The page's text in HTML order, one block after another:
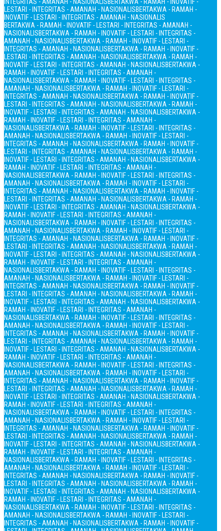
LESTARI - INTEGRITAS - AMANAH - NASIONALISBERTAKWA - RAMAH -
INOVATIF - LESTARI - INTEGRITAS - AMANAH - NASIONALIS
BERTAKWA - RAMAH - INOVATIF - LESTARI - INTEGRITAS - AMANAH -
NASIONALISBERTAKWA - RAMAH - INOVATIF - LESTARI - INTEGRITAS -
AMANAH - NASIONALISBERTAKWA - RAMAH - INOVATIF - LESTARI -
INTEGRITAS - AMANAH - NASIONALISBERTAKWA - RAMAH - INOVATIF -
LESTARI - INTEGRITAS - AMANAH - NASIONALISBERTAKWA - RAMAH -
INOVATIF - LESTARI - INTEGRITAS - AMANAH - NASIONALISBERTAKWA -
RAMAH - INOVATIF - LESTARI - INTEGRITAS - AMANAH -
NASIONALISBERTAKWA - RAMAH - INOVATIF - LESTARI - INTEGRITAS -
AMANAH - NASIONALISBERTAKWA - RAMAH - INOVATIF - LESTARI -
INTEGRITAS - AMANAH - NASIONALISBERTAKWA - RAMAH - INOVATIF -
LESTARI - INTEGRITAS - AMANAH - NASIONALISBERTAKWA - RAMAH -
INOVATIF - LESTARI - INTEGRITAS - AMANAH - NASIONALISBERTAKWA -
RAMAH - INOVATIF - LESTARI - INTEGRITAS - AMANAH -
NASIONALISBERTAKWA - RAMAH - INOVATIF - LESTARI - INTEGRITAS -
AMANAH - NASIONALISBERTAKWA - RAMAH - INOVATIF - LESTARI -
INTEGRITAS - AMANAH - NASIONALISBERTAKWA - RAMAH - INOVATIF -
LESTARI - INTEGRITAS - AMANAH - NASIONALISBERTAKWA - RAMAH -
INOVATIF - LESTARI - INTEGRITAS - AMANAH - NASIONALISBERTAKWA -
RAMAH - INOVATIF - LESTARI - INTEGRITAS - AMANAH -
NASIONALISBERTAKWA - RAMAH - INOVATIF - LESTARI - INTEGRITAS -
AMANAH - NASIONALISBERTAKWA - RAMAH - INOVATIF - LESTARI -
INTEGRITAS - AMANAH - NASIONALISBERTAKWA - RAMAH - INOVATIF -
LESTARI - INTEGRITAS - AMANAH - NASIONALISBERTAKWA - RAMAH -
INOVATIF - LESTARI - INTEGRITAS - AMANAH - NASIONALISBERTAKWA -
RAMAH - INOVATIF - LESTARI - INTEGRITAS - AMANAH -
NASIONALISBERTAKWA - RAMAH - INOVATIF - LESTARI - INTEGRITAS -
AMANAH - NASIONALISBERTAKWA - RAMAH - INOVATIF - LESTARI -
INTEGRITAS - AMANAH - NASIONALISBERTAKWA - RAMAH - INOVATIF -
LESTARI - INTEGRITAS - AMANAH - NASIONALISBERTAKWA - RAMAH -
INOVATIF - LESTARI - INTEGRITAS - AMANAH - NASIONALISBERTAKWA -
RAMAH - INOVATIF - LESTARI - INTEGRITAS - AMANAH -
NASIONALISBERTAKWA - RAMAH - INOVATIF - LESTARI - INTEGRITAS -
AMANAH - NASIONALISBERTAKWA - RAMAH - INOVATIF - LESTARI -
INTEGRITAS - AMANAH - NASIONALISBERTAKWA - RAMAH - INOVATIF -
LESTARI - INTEGRITAS - AMANAH - NASIONALISBERTAKWA - RAMAH -
INOVATIF - LESTARI - INTEGRITAS - AMANAH - NASIONALISBERTAKWA -
RAMAH - INOVATIF - LESTARI - INTEGRITAS - AMANAH -
NASIONALISBERTAKWA - RAMAH - INOVATIF - LESTARI - INTEGRITAS -
AMANAH - NASIONALISBERTAKWA - RAMAH - INOVATIF - LESTARI -
INTEGRITAS - AMANAH - NASIONALISBERTAKWA - RAMAH - INOVATIF -
LESTARI - INTEGRITAS - AMANAH - NASIONALISBERTAKWA - RAMAH -
INOVATIF - LESTARI - INTEGRITAS - AMANAH - NASIONALISBERTAKWA -
RAMAH - INOVATIF - LESTARI - INTEGRITAS - AMANAH -
NASIONALISBERTAKWA - RAMAH - INOVATIF - LESTARI - INTEGRITAS -
AMANAH - NASIONALISBERTAKWA - RAMAH - INOVATIF - LESTARI -
INTEGRITAS - AMANAH - NASIONALISBERTAKWA - RAMAH - INOVATIF -
LESTARI - INTEGRITAS - AMANAH - NASIONALISBERTAKWA - RAMAH -
INOVATIF - LESTARI - INTEGRITAS - AMANAH - NASIONALISBERTAKWA -
RAMAH - INOVATIF - LESTARI - INTEGRITAS - AMANAH -
NASIONALISBERTAKWA - RAMAH - INOVATIF - LESTARI - INTEGRITAS -
AMANAH - NASIONALISBERTAKWA - RAMAH - INOVATIF - LESTARI -
INTEGRITAS - AMANAH - NASIONALISBERTAKWA - RAMAH - INOVATIF -
LESTARI - INTEGRITAS - AMANAH - NASIONALISBERTAKWA - RAMAH -
INOVATIF - LESTARI - INTEGRITAS - AMANAH - NASIONALISBERTAKWA -
RAMAH - INOVATIF - LESTARI - INTEGRITAS - AMANAH -
NASIONALISBERTAKWA - RAMAH - INOVATIF - LESTARI - INTEGRITAS -
AMANAH - NASIONALISBERTAKWA - RAMAH - INOVATIF - LESTARI -
INTEGRITAS - AMANAH - NASIONALISBERTAKWA - RAMAH - INOVATIF -
LESTARI - INTEGRITAS - AMANAH - NASIONALISBERTAKWA - RAMAH -
INOVATIF - LESTARI - INTEGRITAS - AMANAH - NASIONALISBERTAKWA -
RAMAH - INOVATIF - LESTARI - INTEGRITAS - AMANAH -
NASIONALISBERTAKWA - RAMAH - INOVATIF - LESTARI - INTEGRITAS -
AMANAH - NASIONALISBERTAKWA - RAMAH - INOVATIF - LESTARI -
INTEGRITAS - AMANAH - NASIONALISBERTAKWA - RAMAH - INOVATIF -